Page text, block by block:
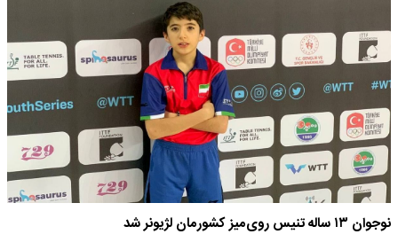
نوجوان ١٣ ساله تنیس روی‌میز کشورمان لژیونر شد